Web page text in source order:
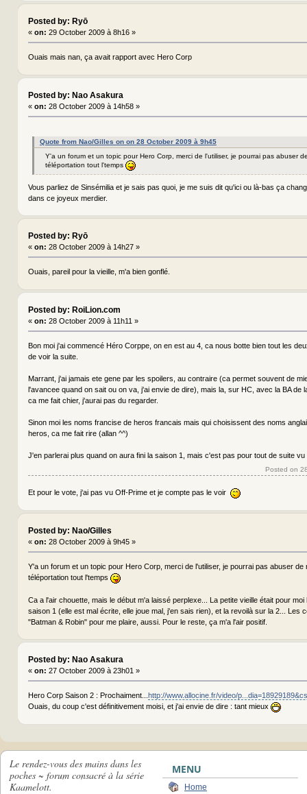
Posted by: Ryō
« on: 29 October 2009 à 8h16 »
Ouais mais nan, ça avait rapport avec Hero Corp
Posted by: Nao Asakura
« on: 28 October 2009 à 14h58 »
Quote from Nao/Gilles on on 28 October 2009 à 9h45
Y'a un forum et un topic pour Hero Corp, merci de l'utiliser, je pourrai pas abuser
téléportation tout l'temps
Vous parliez de Sinsémilia et je sais pas quoi, je me suis dit qu'ici ou là-bas ça
dans ce joyeux merdier.
Posted by: Ryō
« on: 28 October 2009 à 14h27 »
Ouais, pareil pour la vieille, m'a bien gonflé.
Posted by: RoiLion.com
« on: 28 October 2009 à 11h11 »
Bon moi j'ai commencé Héro Corppe, on en est au 4, ca nous botte bien tout les
de voir la suite.
Marrant, j'ai jamais ete gene par les spoilers, au contraire (ca permet souvent de
l'avancee quand on sait ou on va, j'ai envie de dire), mais la, sur HC, avec la BA de
ca me fait chier, j'aurai pas du regarder.
Sinon moi les noms francise de heros francais mais qui choisissent des noms
heros, ca me fait rire (allan ^^)
J'en parlerai plus quand on aura fini la saison 1, mais c'est pas pour tout de suite
Posted on
Et pour le vote, j'ai pas vu Off-Prime et je compte pas le voir
Posted by: Nao/Gilles
« on: 28 October 2009 à 9h45 »
Y'a un forum et un topic pour Hero Corp, merci de l'utiliser, je pourrai pas abuser de
téléportation tout l'temps
Ca a l'air chouette, mais le début m'a laissé perplexe... La petite vieille était pour
saison 1 (elle est mal écrite, elle joue mal, j'en sais rien), et la revoilà sur la 2... Les
"Batman & Robin" pour me plaire, aussi. Pour le reste, ça m'a l'air positif.
Posted by: Nao Asakura
« on: 27 October 2009 à 23h01 »
Hero Corp Saison 2 : Prochaiment... http://www.allocine.fr/video/
Ouais, du coup c'est définitivement moisi, et j'ai envie de dire : tant mieux
Le rendez-vous des mains dans les
poches ~ forum consacré à la série
Kaamelott.
MENU
Home